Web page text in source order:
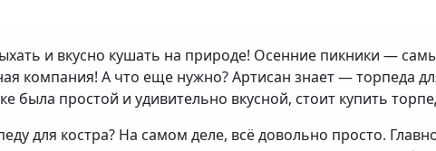
и вкусно кушать на природе! Осенние пикники —
компания! А что еще нужно? Артисан знает — торпеда
была простой и удивительно вкусной, стоит купить
для костра? На самом деле, всё довольно просто.